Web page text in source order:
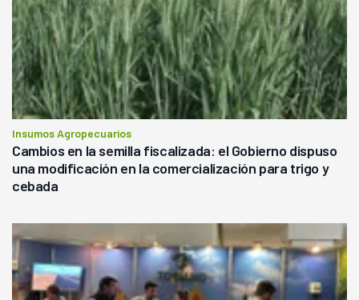
Insumos Agropecuarios
Cambios en la semilla fiscalizada: el Gobierno dispuso
una modificación en la comercialización para trigo y
cebada